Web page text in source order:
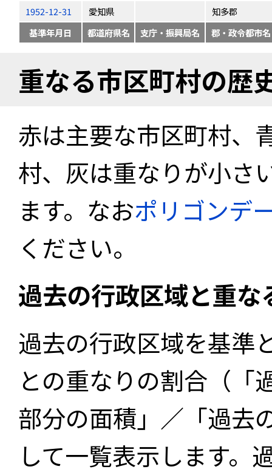
1952-12-31
愛知県
知多郡
基準年月日
都道府県名 支庁・振興局名 郡・政令都市名
重なる市区町村の歴
赤は主要な市区町村、
村、灰は重なりが小さ
ます。なおポリゴンデ
ください。
過去の行政区域と重
過去の行政区域を基準
との重なりの割合（「
部分の面積」／「過去
して一覧表示します。